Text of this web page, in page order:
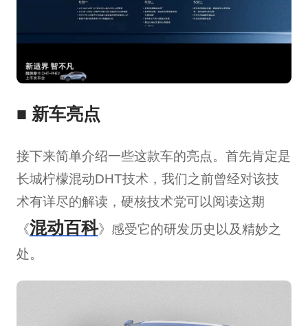
■ 新车亮点
接下来简单介绍一些这款车的亮点。首先肯定是
长城柠檬混动DHT技术，我们之前曾经对该技
术有详尽的解读，硬核技术党可以阅读这期
《混动百科》感受它的研发历史以及精妙之
处。